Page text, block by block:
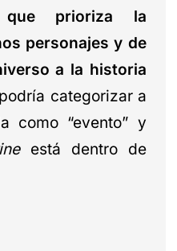
prioriza la
personajes y de
a la historia
categorizar a
como “evento” y
está dentro de